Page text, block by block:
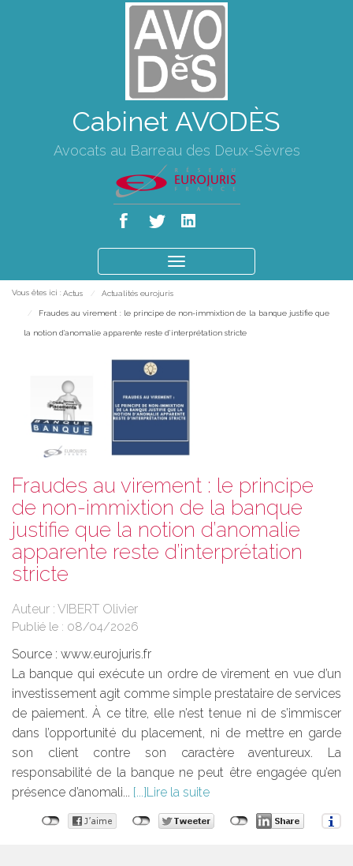
Cabinet AVODÈS
Avocats au Barreau des Deux-Sèvres
le
Vous êtes ici : Actus Actualités eurojuris
Fraudes au virement : le principe de non-immixtion de la banque justifie que
la notion d’anomalie apparente reste d’interprétation stricte
Fraudes au virement : le principe
de non-immixtion de la banque
justifie que la notion d’anomalie
apparente reste d’interprétation
stricte
Auteur : VIBERT Olivier
Publié le : 08/04/2026
Source : www.eurojuris.fr
La banque qui exécute un ordre de virement en vue d’un
investissement agit comme simple prestataire de services
de paiement. À ce titre, elle n’est tenue ni de s’immiscer
dans l’opportunité du placement, ni de mettre en garde
son client contre son caractère aventureux. La
responsabilité de la banque ne peut être engagée qu’en
présence d’anomali...
Lire la suite